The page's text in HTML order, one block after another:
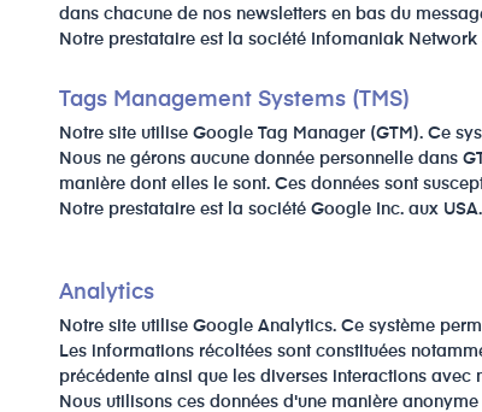
dans chacune de nos newsletters en bas du
Notre prestataire est la société Infomaniak Network
Tags Management Systems (TMS)
Notre site utilise Google Tag Manager (GTM). Ce
Nous ne gérons aucune donnée personnelle dans
manière dont elles le sont. Ces données sont
Notre prestataire est la société Google Inc. aux USA.
Analytics
Notre site utilise Google Analytics. Ce système
Les informations récoltées sont constituées
précédente ainsi que les diverses interactions
Nous utilisons ces données d'une manière